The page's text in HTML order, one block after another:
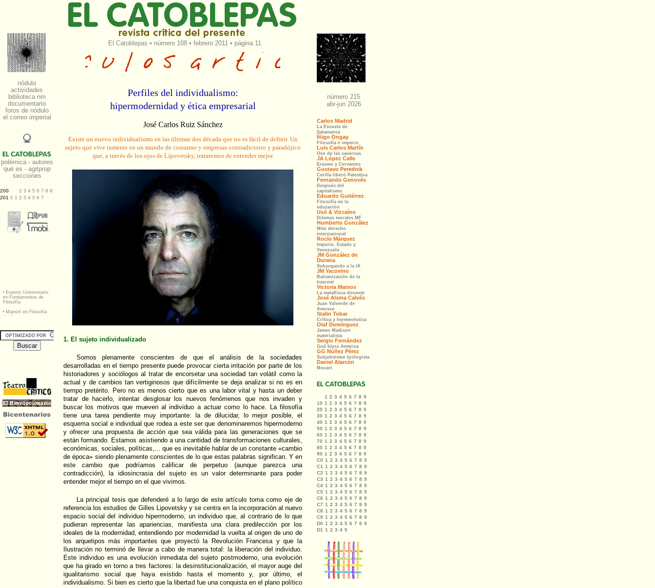
El Catoblepas • número 108 • febrero 2011 • página 11
Perfiles del individualismo:
hipermodernidad y ética empresarial
José Carlos Ruiz Sánchez
Existe un nuevo individualismo en las últimas dos década que no es fácil de definir. Un
sujeto que vive inmerso en un mundo de consumo y empresas contradictorio y paradójico
que, a través de los ojos de Lipovetsky, trataremos de entender mejor
1. El sujeto individualizado
Somos plenamente conscientes de que el análisis de la sociedades
desarrolladas en el tiempo presente puede provocar cierta irritación por parte de los
historiadores y sociólogos al tratar de encorsetar una sociedad tan volátil como la
actual y de cambios tan vertiginosos que difícilmente se deja analizar si no es en
tiempo pretérito. Pero no es menos cierto que es una labor vital y hasta un deber
tratar de hacerlo, intentar desglosar los nuevos fenómenos que nos invaden y
buscar los motivos que mueven al individuo a actuar como lo hace. La filosofía
tiene una tarea pendiente muy importante: la de dilucidar, lo mejor posible, el
esquema social e individual que rodea a este ser que denominaremos hipermoderno
y ofrecer una propuesta de acción que sea válida para las generaciones que se
están formando. Estamos asistiendo a una cantidad de transformaciones culturales,
económicas, sociales, políticas,... que es inevitable hablar de un constante «cambio
de época» siendo plenamente conscientes de lo que estas palabras significan. Y en
este cambio que podríamos calificar de perpetuo (aunque parezca una
contradicción), la idiosincrasia del sujeto es un valor determinante para poder
entender mejor el tiempo en el que vivimos.
La principal tesis que defenderé a lo largo de este artículo toma como eje de
referencia los estudios de Gilles Lipovetsky y se centra en la incorporación al nuevo
espacio social del individuo hipermoderno, un individuo que, al contrario de lo que
pudieran representar las apariencias, manifiesta una clara predilección por los
ideales de la modernidad, entendiendo por modernidad la vuelta al origen de uno de
los arquetipos más importantes que proyectó la Revolución Francesa y que la
Ilustración no terminó de llevar a cabo de manera total: la liberación del individuo.
Este individuo es una evolución inmediata del sujeto postmoderno, una evolución
que ha girado en torno a tres factores: la desinstitucionalización, el mayor auge del
igualitarismo social que haya existido hasta el momento y, por último, el
individualismo. Si bien es cierto que la libertad fue una conquista en el plano político